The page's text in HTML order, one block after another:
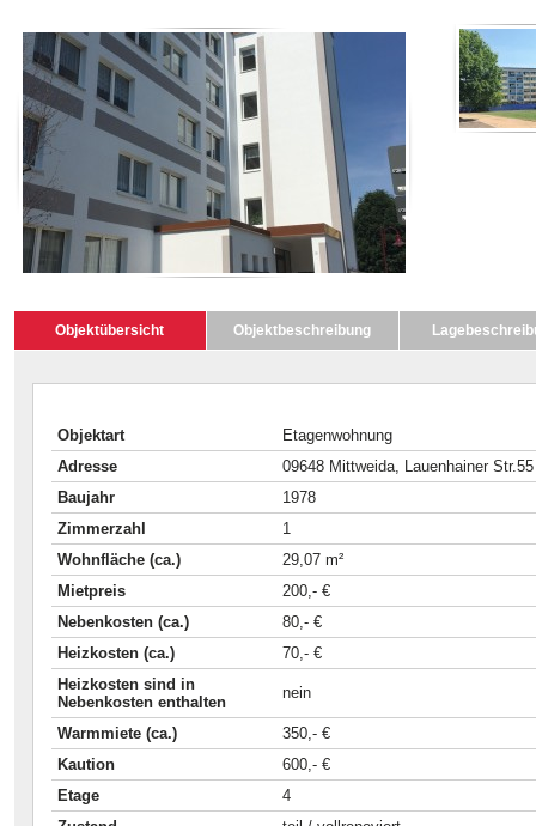
Objektübersicht Objektbeschreibung
Objektart
Etagenwohnung
Adresse
09648 Mittweida, Lauenhainer Str.55
Baujahr
1978
Zimmerzahl
1
Wohnfläche (ca.)
29,07 m²
Mietpreis
200,- €
Nebenkosten (ca.)
80,- €
Heizkosten (ca.)
70,- €
Heizkosten sind in
Nebenkosten enthalten
nein
Warmmiete (ca.)
350,- €
Kaution
600,- €
Etage
4